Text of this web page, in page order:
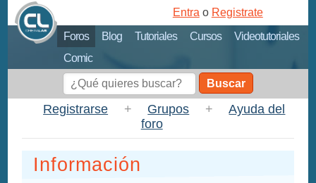
Foros Blog Tutoriales Cursos
Videotutoriales
Comic
Entra o Registrate
Buscar
Registrarse + Grupos +
Ayuda del
foro
Información